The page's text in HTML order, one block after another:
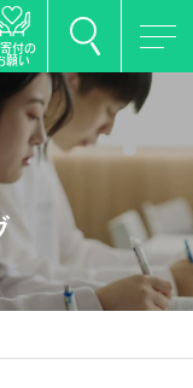
付の
願い